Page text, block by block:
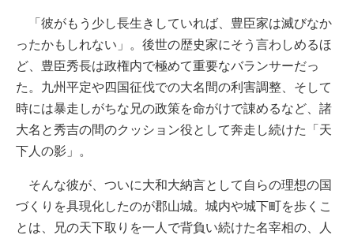
「彼がもう少し長生きしていれば、豊臣家は滅びなか
ったかもしれない」。後世の歴史家にそう言わしめるほ
ど、豊臣秀長は政権内で極めて重要なバランサーだっ
た。九州平定や四国征伐での大名間の利害調整、そして
時には暴走しがちな兄の政策を命がけで諌めるなど、諸
大名と秀吉の間のクッション役として奔走し続けた「天
下人の影」。
そんな彼が、ついに大和大納言として自らの理想の国
づくりを具現化したのが郡山城。城内や城下町を歩くこ
とは、兄の天下取りを一人で背負い続けた名宰相の、人